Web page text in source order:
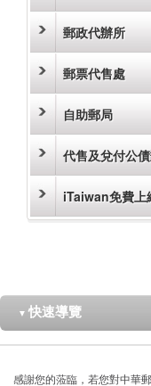
郵政代辦所
郵票代售處
自助郵局
代售及兌付公
iTaiwan免費上
▼ 快速導覽
感謝您的蒞臨，若您對中華